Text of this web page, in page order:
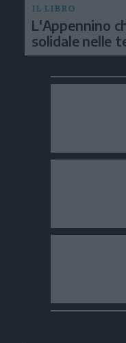
IL LIBRO
L'Appennino
solidale nelle